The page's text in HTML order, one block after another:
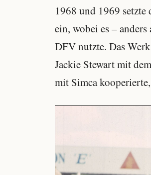
1968 und 1969
ein, wobei es –
DFV nutzte. Das
Jackie Stewart mit
mit Simca